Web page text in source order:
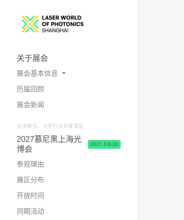
关于展会
展会基本信息
展会概况
照片与视频
历届回顾
展会新闻
亚洲激光、光学行业年度盛会
2027慕尼黑上海光
博会
2027.3.8-10
参观理由
展区分布
开放时间
同期活动